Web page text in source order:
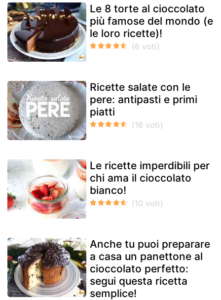
Le 8 torte al cioccolato
più famose del mondo (e
le loro ricette)!
Ricette salate con le
pere: antipasti e primi
piatti
Le ricette imperdibili per
chi ama il cioccolato
bianco!
Anche tu puoi preparare
a casa un panettone al
cioccolato perfetto:
segui questa ricetta
semplice!